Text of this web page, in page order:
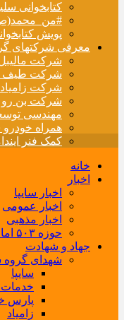
کتابخوانی
پویش
معرفی شرکتهای
شرکت مالیبل
شرکت طیف
شرکت زامیاد
شرکت بن رو
مهندسی
همراه خودرو
کمک فنر
خانه
اخبار
اخبار سایپا
اخبار عمومی
اخبار مذهبی
حوزه ۵۰۳ امام حسن مجتبی(ع) گروه سایپا
جهاد و شهادت
شهدای گروه
سایپا
خدمات
پارس
زامیاد